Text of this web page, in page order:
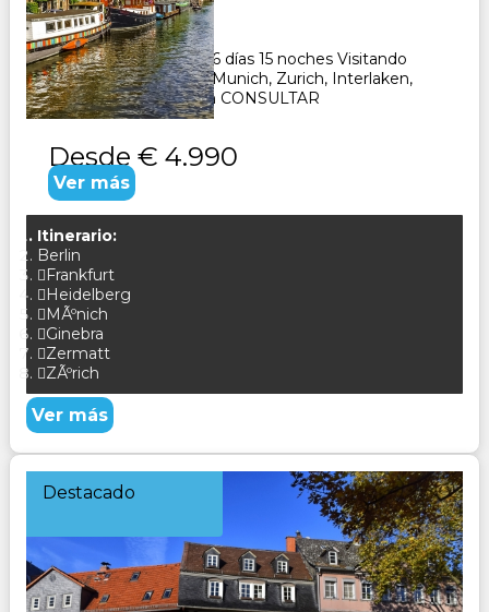
Duración:
16Días15Noches
Paquete Turistico de 16 días 15 noches Visitando
Frankfurt, Heidelberg, Munich, Zurich, Interlaken,
Ginebra, Zermat, Zuich CONSULTAR
Desde € 4.990
Ver más
Itinerario:
Berlin
Frankfurt
Heidelberg
MÃºnich
Ginebra
Zermatt
ZÃºrich
Ver más
Destacado